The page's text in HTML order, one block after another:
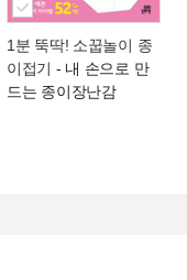
1분 뚝딱! 소꿉놀이 종
이접기 - 내 손으로 만
드는 종이장난감